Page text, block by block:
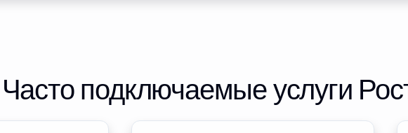
Часто подключаемые услуги